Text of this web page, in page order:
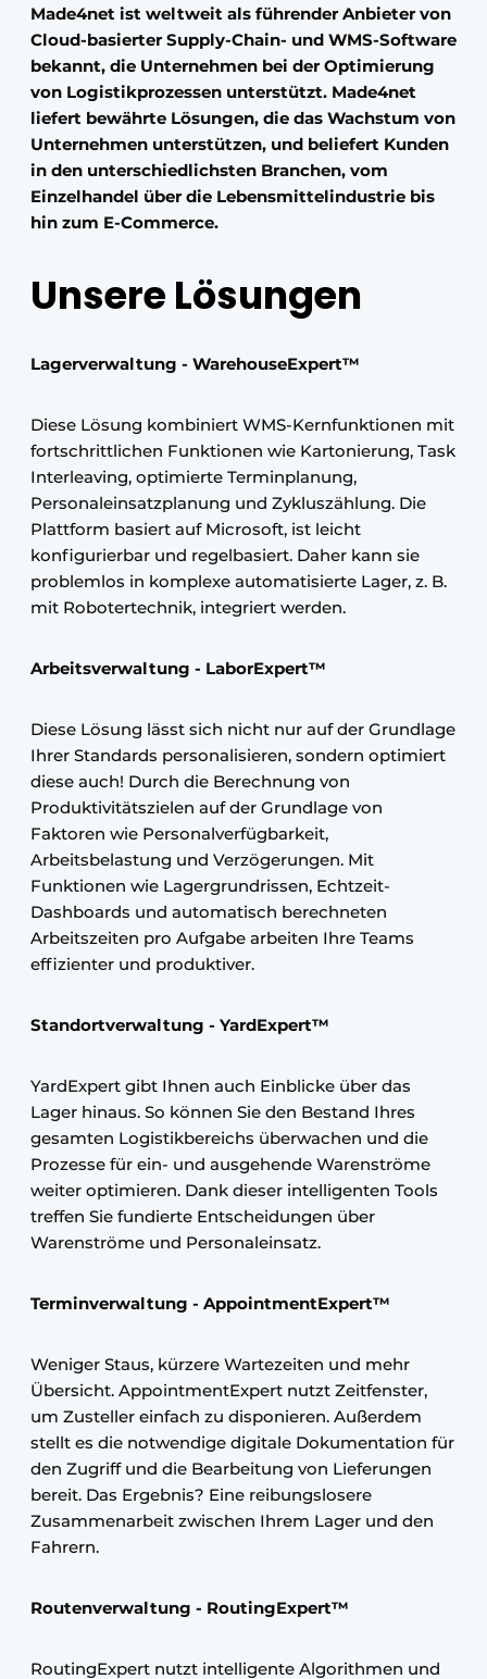
Made4net ist weltweit als führender Anbieter von
Cloud-basierter Supply-Chain- und WMS-Software
bekannt, die Unternehmen bei der Optimierung
von Logistikprozessen unterstützt. Made4net
liefert bewährte Lösungen, die das Wachstum von
Unternehmen unterstützen, und beliefert Kunden
in den unterschiedlichsten Branchen, vom
Einzelhandel über die Lebensmittelindustrie bis
hin zum E-Commerce.
Unsere Lösungen
Lagerverwaltung - WarehouseExpert™
Diese Lösung kombiniert WMS-Kernfunktionen mit
fortschrittlichen Funktionen wie Kartonierung, Task
Interleaving, optimierte Terminplanung,
Personaleinsatzplanung und Zykluszählung. Die
Plattform basiert auf Microsoft, ist leicht
konfigurierbar und regelbasiert. Daher kann sie
problemlos in komplexe automatisierte Lager, z. B.
mit Robotertechnik, integriert werden.
Arbeitsverwaltung - LaborExpert™
Diese Lösung lässt sich nicht nur auf der Grundlage
Ihrer Standards personalisieren, sondern optimiert
diese auch! Durch die Berechnung von
Produktivitätszielen auf der Grundlage von
Faktoren wie Personalverfügbarkeit,
Arbeitsbelastung und Verzögerungen. Mit
Funktionen wie Lagergrundrissen, Echtzeit-
Dashboards und automatisch berechneten
Arbeitszeiten pro Aufgabe arbeiten Ihre Teams
effizienter und produktiver.
Standortverwaltung - YardExpert™
YardExpert gibt Ihnen auch Einblicke über das
Lager hinaus. So können Sie den Bestand Ihres
gesamten Logistikbereichs überwachen und die
Prozesse für ein- und ausgehende Warenströme
weiter optimieren. Dank dieser intelligenten Tools
treffen Sie fundierte Entscheidungen über
Warenströme und Personaleinsatz.
Terminverwaltung - AppointmentExpert™
Weniger Staus, kürzere Wartezeiten und mehr
Übersicht. AppointmentExpert nutzt Zeitfenster,
um Zusteller einfach zu disponieren. Außerdem
stellt es die notwendige digitale Dokumentation für
den Zugriff und die Bearbeitung von Lieferungen
bereit. Das Ergebnis? Eine reibungslosere
Zusammenarbeit zwischen Ihrem Lager und den
Fahrern.
Routenverwaltung - RoutingExpert™
RoutingExpert nutzt intelligente Algorithmen und